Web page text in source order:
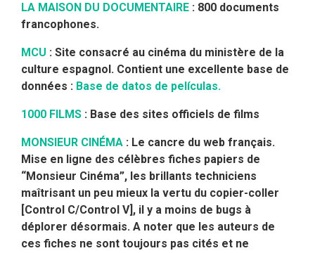
LA MAISON DU DOCUMENTAIRE : 800 documents
francophones.
MCU : Site consacré au cinéma du ministère de la
culture espagnol. Contient une excellente base de
données : Base de datos de películas.
1000 FILMS : Base des sites officiels de films
MONSIEUR CINÉMA : Le cancre du web français.
Mise en ligne des célèbres fiches papiers de
“Monsieur Cinéma”, les brillants techniciens
maîtrisant un peu mieux la vertu du copier-coller
[Control C/Control V], il y a moins de bugs à
déplorer désormais. A noter que les auteurs de
ces fiches ne sont toujours pas cités et ne